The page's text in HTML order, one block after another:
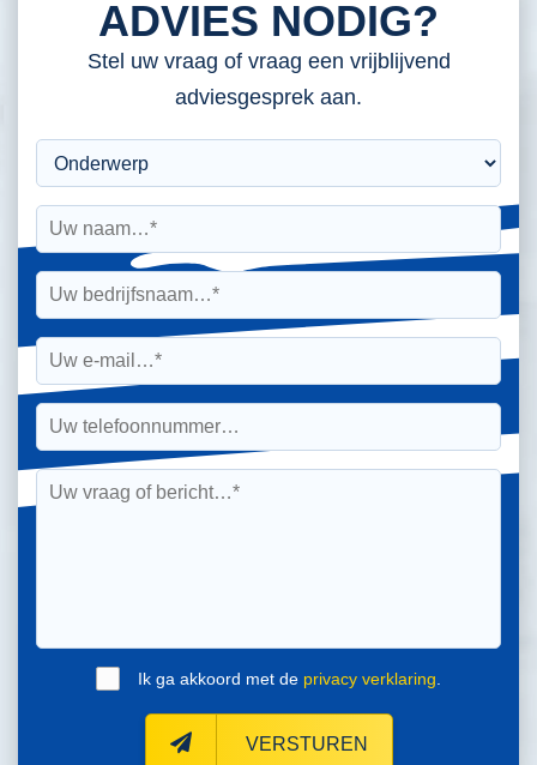
ADVIES NODIG?
Stel uw vraag of vraag een vrijblijvend
adviesgesprek aan.
Ik ga akkoord met de privacy verklaring
VERSTUREN